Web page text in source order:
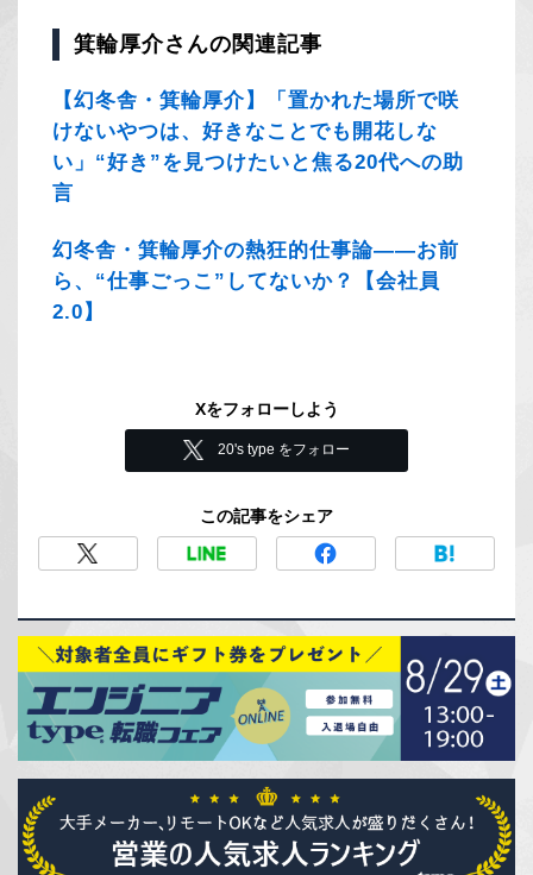
箕輪厚介さんの関連記事
【幻冬舎・箕輪厚介】「置かれた場所で咲
けないやつは、好きなことでも開花しな
い」“好き”を見つけたいと焦る20代への助
言
幻冬舎・箕輪厚介の熱狂的仕事論――お前
ら、“仕事ごっこ”してないか？【会社員
2.0】
Xをフォローしよう
20's type をフォロー
この記事をシェア